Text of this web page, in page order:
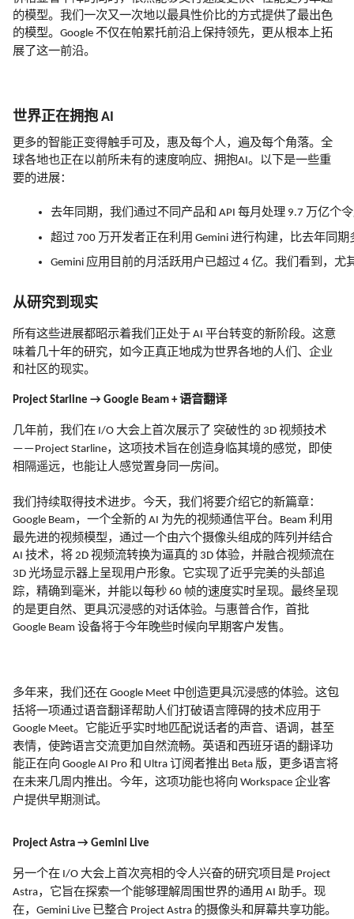
的模型。我们一次又一次地以最具性价比的方式提供了最出色
的模型。 Google 不仅在帕累托前沿上保持领先，更从根本上拓
展了这一前沿。
世界正在拥抱 AI
更多的智能正变得触手可及，惠及每个人，遍及每个角落。全
球各地也正在以前所未有的速度响应、拥抱AI。以下是一些重
要的进展：
去年同期，我们通过不同产品和 API 每月处理 9.7 万亿个
超过 700 万开发者正在利用 Gemini 进行构建，比去年同期
Gemini 应用目前的月活跃用户已超过 4 亿。我们看到，尤
从研究到现实
所有这些进展都昭示着我们正处于 AI 平台转变的新阶段。这意
味着几十年的研究，如今正真正地成为世界各地的人们、企业
和社区的现实。
Project Starline → Google Beam +语音翻译
几年前，我们在 I/O 大会上首次展示了 突破性的 3D 视频技术
——Project Starline，这项技术旨在创造身临其境的感觉，即使
相隔遥远，也能让人感觉置身同一房间。
我们持续取得技术进步。今天，我们将要介绍它的新篇章：
Google Beam ，一个全新的 AI 为先的视频通信平台。 Beam 利用
最先进的视频模型，通过一个由六个摄像头组成的阵列并结合
AI 技术，将 2D 视频流转换为逼真的 3D 体验，并融合视频流在
3D 光场显示器上呈现用户形象。它实现了近乎完美的头部追
踪，精确到毫米，并能以每秒 60 帧的速度实时呈现。最终呈现
的是更自然、更具沉浸感的对话体验。与惠普合作，首批
Google Beam 设备将于今年晚些时候向早期客户发售。
多年来，我们还在 Google Meet 中创造更具沉浸感的体验。这包
括将一项通过语音翻译帮助人们打破语言障碍的技术应用于
Google Meet。它能近乎实时地匹配说话者的声音、语调，甚至
表情，使跨语言交流更加自然流畅。英语和西班牙语的翻译功
能正在向 Google AI Pro 和 Ultra 订阅者推出 Beta 版，更多语言将
在未来几周内推出。今年，这项功能也将向 Workspace 企业客
户提供早期测试。
Project Astra → Gemini Live
另一个在 I/O 大会上首次亮相的令人兴奋的研究项目是 Project
Astra，它旨在探索一个能够理解周围世界的通用 AI 助手。现
在， Gemini Live 已整合 Project Astra 的摄像头和屏幕共享功能。